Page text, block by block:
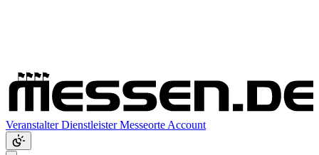
VeranstalterDienstleisterMesseorte Account